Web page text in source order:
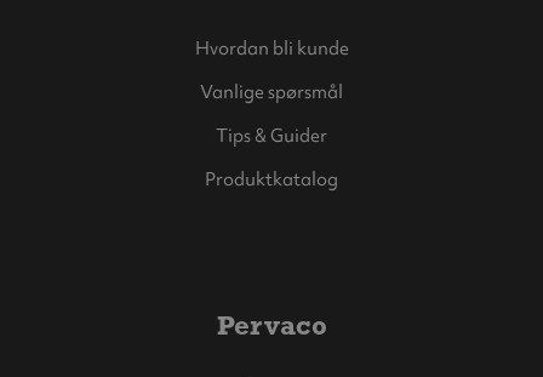
Hvordan bli kunde
Vanlige spørsmål
Tips & Guider
Produktkatalog
Pervaco